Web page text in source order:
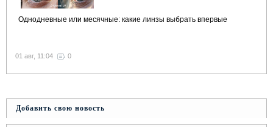
Однодневные или месячные: какие линзы выбрать впервые
01 авг, 11:04 0
Добавить свою новость